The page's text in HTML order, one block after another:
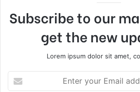
Subscribe to our
get the new
Lorem ipsum dolor sit amet,